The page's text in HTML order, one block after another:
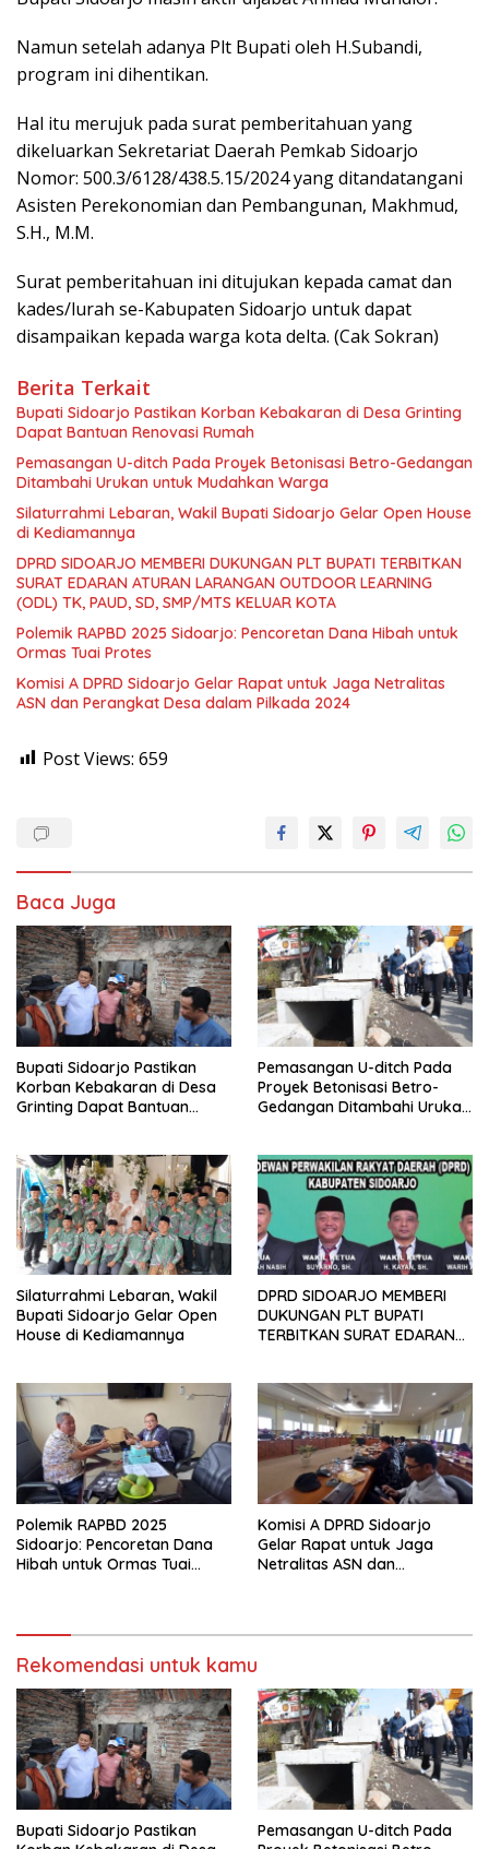
Namun setelah adanya Plt Bupati oleh H.Subandi,
program ini dihentikan.
Hal itu merujuk pada surat pemberitahuan yang
dikeluarkan Sekretariat Daerah Pemkab Sidoarjo
Nomor: 500.3/6128/438.5.15/2024 yang ditandatangani
Asisten Perekonomian dan Pembangunan, Makhmud,
S.H., M.M.
Surat pemberitahuan ini ditujukan kepada camat dan
kades/lurah se-Kabupaten Sidoarjo untuk dapat
disampaikan kepada warga kota delta. (Cak Sokran)
Berita Terkait
Bupati Sidoarjo Pastikan Korban Kebakaran di Desa Grinting
Dapat Bantuan Renovasi Rumah
Pemasangan U-ditch Pada Proyek Betonisasi Betro-Gedangan
Ditambahi Urukan untuk Mudahkan Warga
Silaturrahmi Lebaran, Wakil Bupati Sidoarjo Gelar Open House
di Kediamannya
DPRD SIDOARJO MEMBERI DUKUNGAN PLT BUPATI TERBITKAN
SURAT EDARAN ATURAN LARANGAN OUTDOOR LEARNING
(ODL) TK, PAUD, SD, SMP/MTS KELUAR KOTA
Polemik RAPBD 2025 Sidoarjo: Pencoretan Dana Hibah untuk
Ormas Tuai Protes
Komisi A DPRD Sidoarjo Gelar Rapat untuk Jaga Netralitas
ASN dan Perangkat Desa dalam Pilkada 2024
Post Views: 659
Baca Juga
Bupati Sidoarjo Pastikan
Korban Kebakaran di Desa
Grinting Dapat Bantuan
Pemasangan U-ditch Pada
Proyek Betonisasi Betro-
Gedangan Ditambahi Urukan
Silaturrahmi Lebaran, Wakil
Bupati Sidoarjo Gelar Open
House di Kediamannya
DPRD SIDOARJO MEMBERI
DUKUNGAN PLT BUPATI
TERBITKAN SURAT EDARAN
TK, PAUD, SD, SMP/MTS
KELUAR KOTA
Polemik RAPBD 2025
Sidoarjo: Pencoretan Dana
Hibah untuk Ormas Tuai
Komisi A DPRD Sidoarjo
Gelar Rapat untuk Jaga
Netralitas ASN dan
Rekomendasi untuk kamu
Bupati Sidoarjo Pastikan
Pemasangan U-ditch Pada